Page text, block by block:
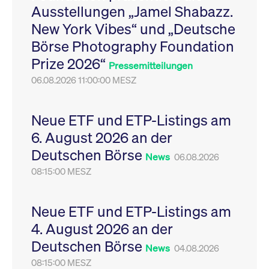
Ausstellungen „Jamel Shabazz.
New York Vibes“ und „Deutsche
Börse Photography Foundation
Prize 2026“ Pressemitteilungen
06.08.2026 11:00:00 MESZ
Neue ETF und ETP-Listings am
6. August 2026 an der
Deutschen Börse News 06.08.2026
08:15:00 MESZ
Neue ETF und ETP-Listings am
4. August 2026 an der
Deutschen Börse News 04.08.2026
08:15:00 MESZ
Leistung der Website
zu messen. Es handelt
sich um ein Muster-
Cookie, bei dem auf
das Präfix _pk_ses
eine kurze Reihe von
VISITOR_PRIVACY_METADATA
YouTube
.youtube.com
6
Monate
Dieses Cookie dient
Speicherung der
Einwilligungs- und
des Nutzers für ihre
Interaktion mit der
Sitzungen geehrt